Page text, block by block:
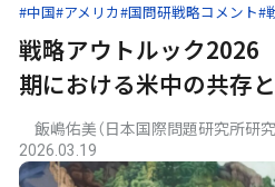
#中国#アメリカ#国問研戦略コメント#
戦略アウトルック
期における米中の共存
飯嶋佑美（日本国際問題研究所研究
2026.03.19